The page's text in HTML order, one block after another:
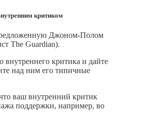
критиком
Джоном-Полом
The Guardian).
внутреннего критика и дайте
над ним его типичные
ваш внутренний критик
поддержки, например, во